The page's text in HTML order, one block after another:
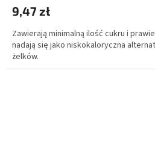
9,47 zł
Zawierają minimalną ilość cukru i
nadają się jako niskokaloryczna
żelków.